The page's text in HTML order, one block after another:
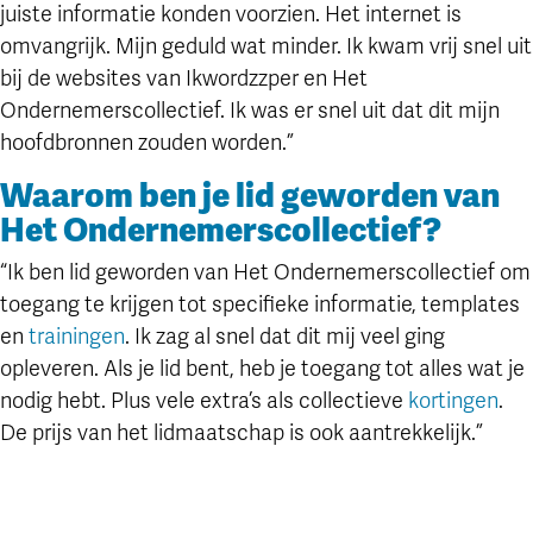
juiste informatie konden voorzien. Het internet is
omvangrijk. Mijn geduld wat minder. Ik kwam vrij snel uit
bij de websites van Ikwordzzper en Het
Ondernemerscollectief. Ik was er snel uit dat dit mijn
hoofdbronnen zouden worden.”
Waarom ben je lid geworden van
Het Ondernemerscollectief?
“Ik ben lid geworden van Het Ondernemerscollectief om
toegang te krijgen tot specifieke informatie, templates
en trainingen. Ik zag al snel dat dit mij veel ging
opleveren. Als je lid bent, heb je toegang tot alles wat je
nodig hebt. Plus vele extra’s als collectieve kortingen.
De prijs van het lidmaatschap is ook aantrekkelijk.”